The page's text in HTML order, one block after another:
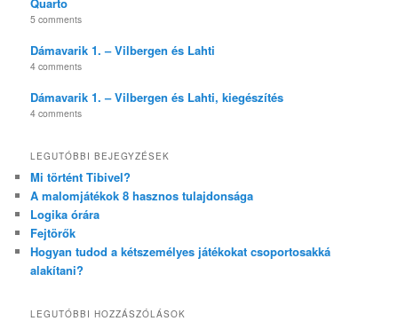
5 comments
Dámavarik 1. – Vilbergen és Lahti
4 comments
Dámavarik 1. – Vilbergen és Lahti, kiegészítés
4 comments
LEGUTÓBBI BEJEGYZÉSEK
Mi történt Tibivel?
A malomjátékok 8 hasznos tulajdonsága
Logika órára
Fejtörők
Hogyan tudod a kétszemélyes játékokat csoportosakká
alakítani?
LEGUTÓBBI HOZZÁSZÓLÁSOK